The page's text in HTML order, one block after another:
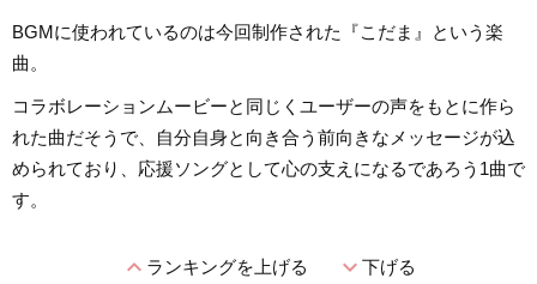
BGMに使われているのは今回制作された『こだま』という楽
曲。
コラボレーションムービーと同じくユーザーの声をもとに作ら
れた曲だそうで、自分自身と向き合う前向きなメッセージが込
められており、応援ソングとして心の支えになるであろう1曲で
す。
expand_lessランキングを上げる expand_more下げる